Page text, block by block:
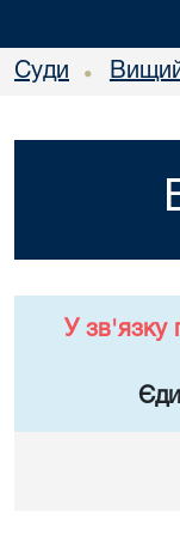
Суди •
У зв'язку